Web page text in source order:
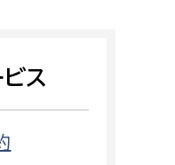
ス